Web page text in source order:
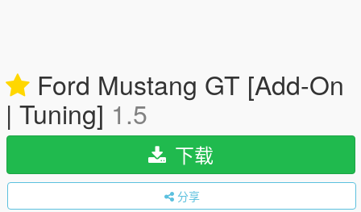
Ford Mustang GT [Add-On
| Tuning] 1.5
下载
分享